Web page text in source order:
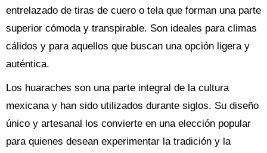
entrelazado de tiras de cuero o tela que forman una parte
superior cómoda y transpirable. Son ideales para climas
cálidos y para aquellos que buscan una opción ligera y
auténtica.
Los huaraches son una parte integral de la cultura
mexicana y han sido utilizados durante siglos. Su diseño
único y artesanal los convierte en una elección popular
para quienes desean experimentar la tradición y la